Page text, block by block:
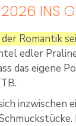
2026 INS
Romantik
edler
das eigene
inzwischen